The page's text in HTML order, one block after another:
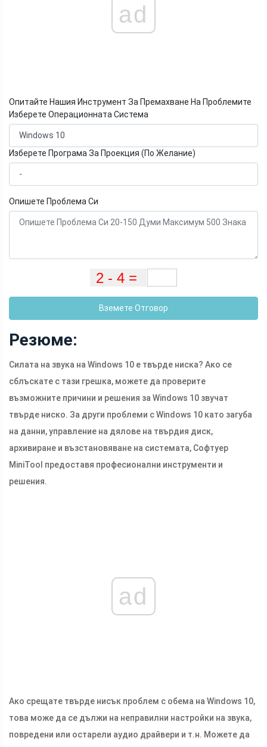
ad
Опитайте Нашия Инструмент За Премахване На Проблемите
Изберете Операционната Система
Изберете Програма За Проекция (По Желание)
Опишете Проблема Си
Вземете Отговор
Резюме:
Силата на звука на Windows 10 е твърде ниска? Ако се
сблъскате с тази грешка, можете да проверите
възможните причини и решения за Windows 10 звучат
твърде ниско. За други проблеми с Windows 10 като загуба
на данни, управление на дялове на твърдия диск,
архивиране и възстановяване на системата, Софтуер
MiniTool предоставя професионални инструменти и
решения.
ad
Ако срещате твърде нисък проблем с обема на Windows 10,
това може да се дължи на неправилни настройки на звука,
повредени или остарели аудио драйвери и т.н. Можете да